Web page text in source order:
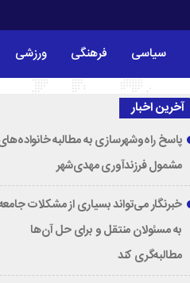
سیاسی فرهنگی ورزشی
آخرین اخبار
پاسخ راه‌وشهرسازی به مطالبه
مشمول فرزندآوری مهدی‌شهر
خبرنگار می‌تواند بسیاری از مشکلات
به مسئولان منتقل و برای حل آن‌ها
مطالبه‌گری کند